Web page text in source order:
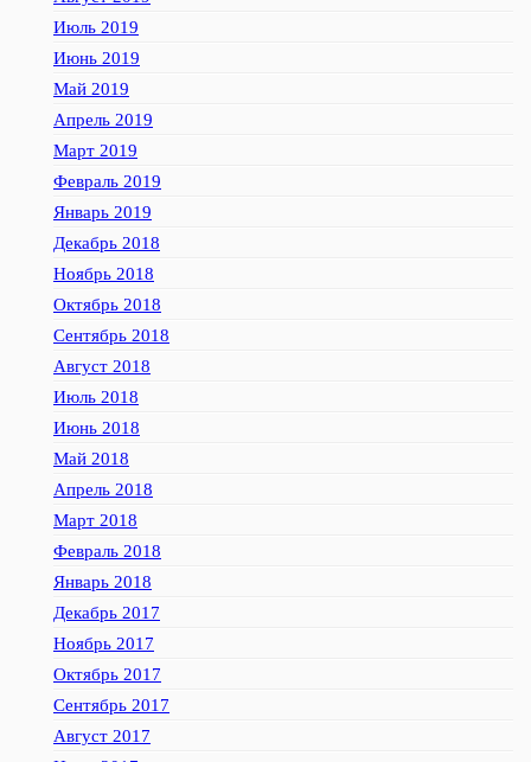
Июль 2019
Июнь 2019
Май 2019
Апрель 2019
Март 2019
Февраль 2019
Январь 2019
Декабрь 2018
Ноябрь 2018
Октябрь 2018
Сентябрь 2018
Август 2018
Июль 2018
Июнь 2018
Май 2018
Апрель 2018
Март 2018
Февраль 2018
Январь 2018
Декабрь 2017
Ноябрь 2017
Октябрь 2017
Сентябрь 2017
Август 2017